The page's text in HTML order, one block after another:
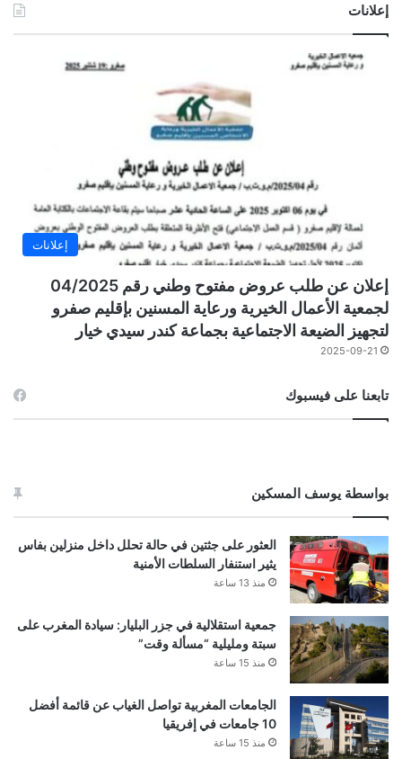
إعلانات
إعلانات
إعلان عن طلب عروض مفتوح وطني رقم 04/2025
لجمعية الأعمال الخيرية ورعاية المسنين بإقليم صفرو
لتجهيز الضيعة الاجتماعية بجماعة كندر سيدي خيار
2025-09-21
تابعنا على فيسبوك
بواسطة يوسف المسكين
العثور على جثتين في حالة تحلل داخل منزلين بفاس
يثير استنفار السلطات الأمنية
منذ 13 ساعة
جمعية استقلالية في جزر البليار: سيادة المغرب على
سبتة ومليلية “مسألة وقت”
منذ 15 ساعة
الجامعات المغربية تواصل الغياب عن قائمة أفضل
10 جامعات في إفريقيا
منذ 15 ساعة